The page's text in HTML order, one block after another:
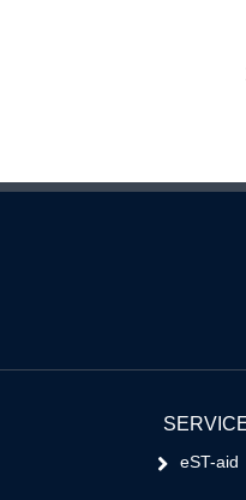
eST-aid